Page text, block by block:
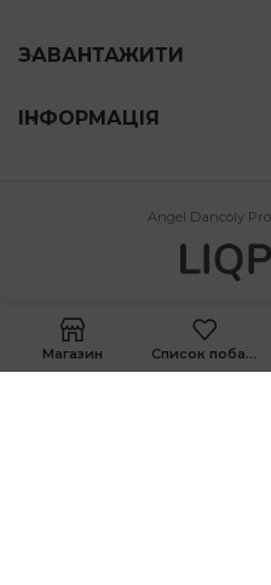
ЗАВАНТАЖИТИ
ІНФОРМАЦІЯ
Angel Dancoly
Магазин Список побажань